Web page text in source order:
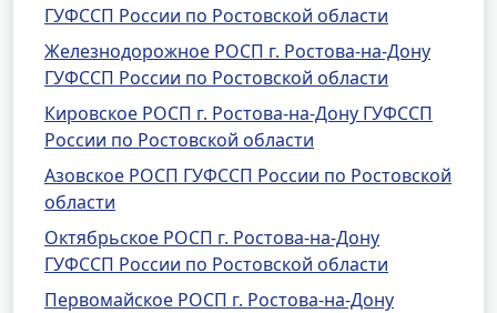
ГУФССП России по Ростовской области
Железнодорожное РОСП г. Ростова-на-Дону
ГУФССП России по Ростовской области
Кировское РОСП г. Ростова-на-Дону ГУФССП
России по Ростовской области
Азовское РОСП ГУФССП России по Ростовской
области
Октябрьское РОСП г. Ростова-на-Дону
ГУФССП России по Ростовской области
Первомайское РОСП г. Ростова-на-Дону